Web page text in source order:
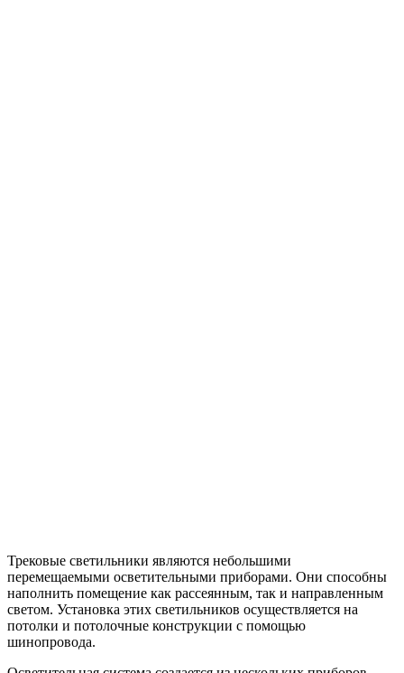
Трековые светильники являются небольшими
перемещаемыми осветительными приборами. Они способны
наполнить помещение как рассеянным, так и направленным
светом. Установка этих светильников осуществляется на
потолки и потолочные конструкции с помощью
шинопровода.